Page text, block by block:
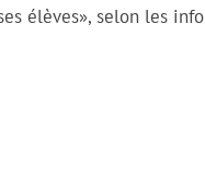
élèves», selon les